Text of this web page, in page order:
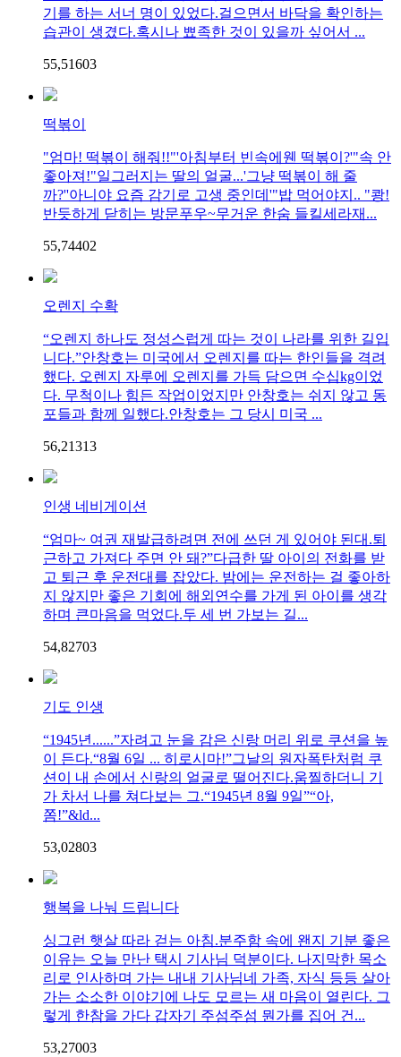
기를 하는 서너 명이 있었다.걸으면서 바닥을 확인하는
습관이 생겼다.혹시나 뾰족한 것이 있을까 싶어서 ...
55,51603
떡볶이
"엄마! 떡볶이 해줘!!"'아침부터 빈속에웬 떡볶이?'"속 안
좋아져!"일그러지는 딸의 얼굴...'그냥 떡볶이 해 줄
까?''아니야 요즘 감기로 고생 중인데'"밥 먹어야지.. "쾅!
반듯하게 닫히는 방문푸우~무거운 한숨 들킬세라재...
55,74402
오렌지 수확
“오렌지 하나도 정성스럽게 따는 것이 나라를 위한 길입
니다.”안창호는 미국에서 오렌지를 따는 한인들을 격려
했다. 오렌지 자루에 오렌지를 가득 담으면 수십kg이었
다. 무척이나 힘든 작업이었지만 안창호는 쉬지 않고 동
포들과 함께 일했다.안창호는 그 당시 미국 ...
56,21313
인생 네비게이션
“엄마~ 여권 재발급하려면 전에 쓰던 게 있어야 된대.퇴
근하고 가져다 주면 안 돼?”다급한 딸 아이의 전화를 받
고 퇴근 후 운전대를 잡았다. 밤에는 운전하는 걸 좋아하
지 않지만 좋은 기회에 해외연수를 가게 된 아이를 생각
하며 큰마음을 먹었다.두 세 번 가보는 길...
54,82703
기도 인생
“1945년......”자려고 눈을 감은 신랑 머리 위로 쿠션을 높
이 든다.“8월 6일 ... 히로시마!”그날의 원자폭탄처럼 쿠
션이 내 손에서 신랑의 얼굴로 떨어진다.움찔하더니 기
가 차서 나를 쳐다보는 그.“1945년 8월 9일”“아,
쫌!”&ld...
53,02803
행복을 나눠 드립니다
싱그런 햇살 따라 걷는 아침.분주함 속에 왠지 기분 좋은
이유는 오늘 만난 택시 기사님 덕분이다. 나지막한 목소
리로 인사하며 가는 내내 기사님네 가족, 자식 등등 살아
가는 소소한 이야기에 나도 모르는 새 마음이 열린다. 그
렇게 한참을 가다 갑자기 주섬주섬 뭔가를 집어 건...
53,27003